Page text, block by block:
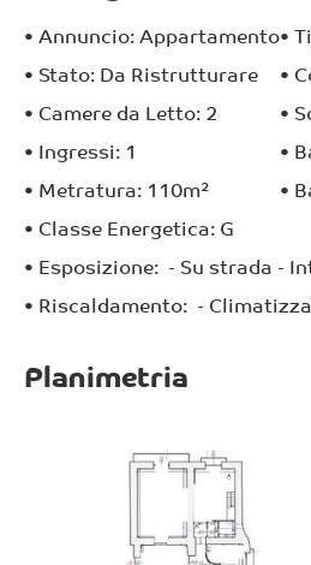
• Annuncio: Appartamento•
• Stato: Da Ristrutturare •
• Camere da Letto: 2 •
• Ingressi: 1 •
• Metratura: 110m² •
• Classe Energetica: G
• Esposizione: - Su strada -
• Riscaldamento: -
Planimetria